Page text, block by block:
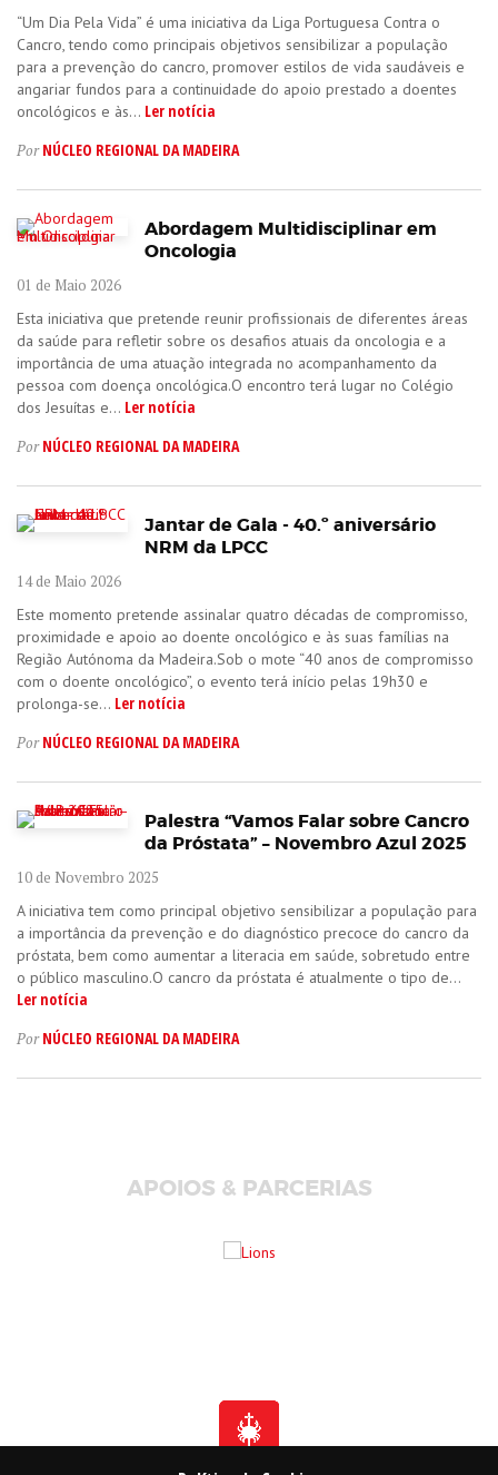
“Um Dia Pela Vida” é uma iniciativa da Liga Portuguesa Contra o
Cancro, tendo como principais objetivos sensibilizar a população
para a prevenção do cancro, promover estilos de vida saudáveis e
angariar fundos para a continuidade do apoio prestado a doentes
oncológicos e às... Ler notícia
PorNÚCLEO REGIONAL DA MADEIRA
Abordagem Multidisciplinar em
Oncologia
01 de Maio 2026
Esta iniciativa que pretende reunir profissionais de diferentes áreas
da saúde para refletir sobre os desafios atuais da oncologia e a
importância de uma atuação integrada no acompanhamento da
pessoa com doença oncológica.O encontro terá lugar no Colégio
dos Jesuítas e... Ler notícia
PorNÚCLEO REGIONAL DA MADEIRA
Jantar de Gala - 40.º aniversário
NRM da LPCC
14 de Maio 2026
Este momento pretende assinalar quatro décadas de compromisso,
proximidade e apoio ao doente oncológico e às suas famílias na
Região Autónoma da Madeira.Sob o mote “40 anos de compromisso
com o doente oncológico”, o evento terá início pelas 19h30 e
prolonga-se... Ler notícia
PorNÚCLEO REGIONAL DA MADEIRA
Palestra “Vamos Falar sobre Cancro
da Próstata” – Novembro Azul 2025
10 de Novembro 2025
A iniciativa tem como principal objetivo sensibilizar a população para
a importância da prevenção e do diagnóstico precoce do cancro da
próstata, bem como aumentar a literacia em saúde, sobretudo entre
o público masculino.O cancro da próstata é atualmente o tipo de...
Ler notícia
PorNÚCLEO REGIONAL DA MADEIRA
APOIOS & PARCERIAS